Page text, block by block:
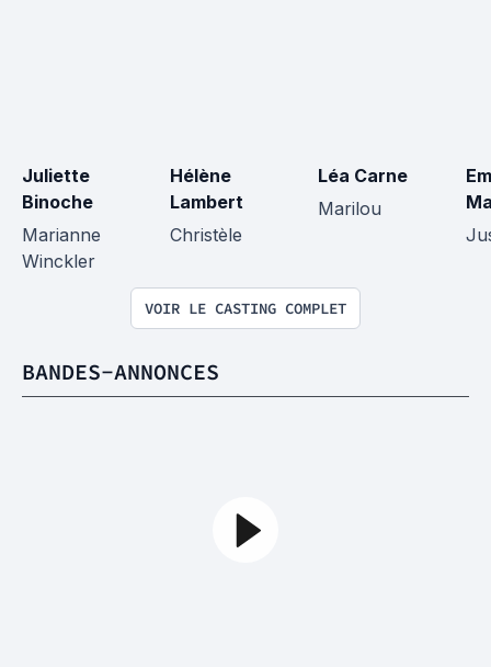
Juliette
Binoche
Marianne
Winckler
Hélène
Lambert
Christèle
Léa Carne
Marilou
VOIR LE CASTING COMPLET
BANDES-ANNONCES